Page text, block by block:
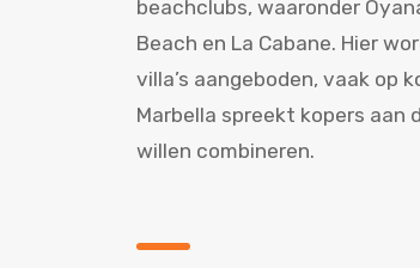
beachclubs, waaronder
Beach en La Cabane. Hier
villa’s aangeboden, vaak op
Marbella spreekt kopers aan
willen combineren.